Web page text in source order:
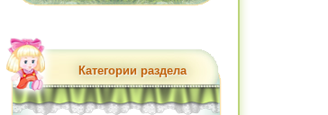
Категории раздела